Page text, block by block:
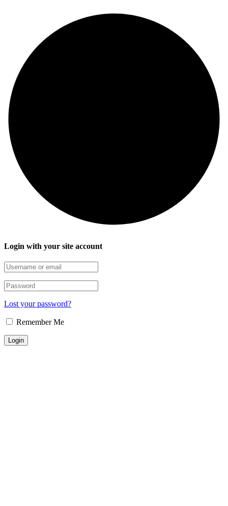
Login with your site account
Lost your password?
Remember Me